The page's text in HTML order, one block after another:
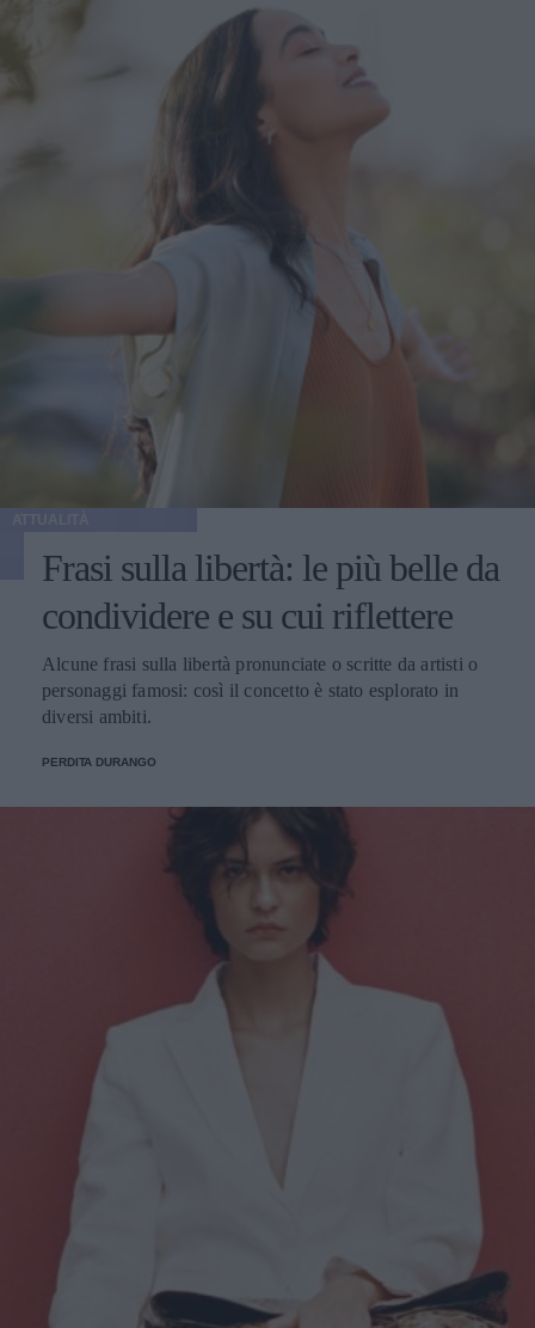
Frasi sulla libertà: le più belle da
condividere e su cui riflettere
Alcune frasi sulla libertà pronunciate o scritte da artisti o
personaggi famosi: così il concetto è stato esplorato in
diversi ambiti.
PERDITA DURANGO